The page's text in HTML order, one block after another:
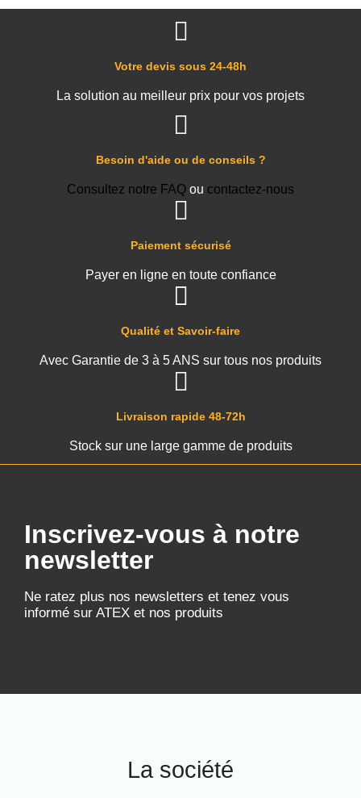
Livraison rapide 48-72h
Stock sur une large gamme de produits
Qualité et Savoir-faire
Avec Garantie de 3 à 5 ANS sur tous nos produits
Paiement sécurisé
Payer en ligne en toute confiance
Besoin d'aide ou de conseils ?
Consultez notre FAQ ou contactez-nous
Votre devis sous 24-48h
La solution au meilleur prix pour vos projets
Inscrivez-vous à notre
newsletter
Ne ratez plus nos newsletters et tenez vous
informé sur ATEX et nos produits
La société